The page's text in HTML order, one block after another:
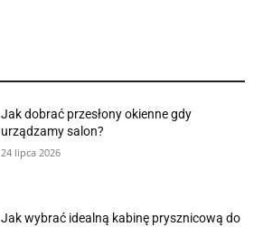
Jak dobrać przesłony okienne gdy
urządzamy salon?
24 lipca 2026
Jak wybrać idealną kabinę prysznicową do